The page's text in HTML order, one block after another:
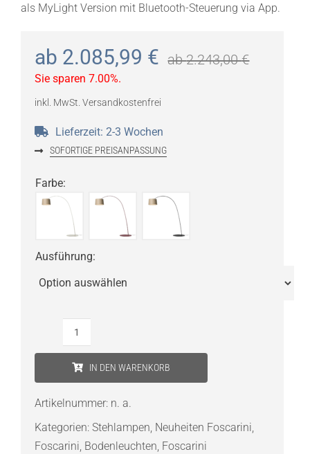
als MyLight Version mit Bluetooth-Steuerung via App.
ab 2.085,99 € ab2.243,00€
Sie sparen 7.00%.
inkl. MwSt. Versandkostenfrei
Lieferzeit: 2-3 Wochen
SOFORTIGE PREISANPASSUNG
Farbe:
Ausführung:
Foscarini
Menge
IN DEN WARENKORB
Artikelnummer: n. a.
Kategorien: Stehlampen Neuheiten Foscarini
Foscarini Bodenleuchten Foscarini